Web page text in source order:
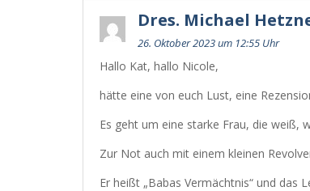
Dres. Michael
26. Oktober 2023 um 12:55 Uhr
Hallo Kat, hallo Nicole,
hätte eine von euch Lust, eine
Es geht um eine starke Frau, die weiß,
Zur Not auch mit einem kleinen
Er heißt „Babas Vermächtnis“ und das